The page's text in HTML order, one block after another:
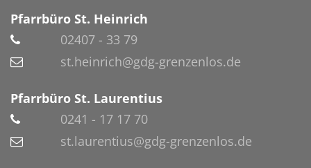
Pfarrbüro St. Heinrich
02407 - 33 79
st.heinrich@gdg-grenzenlos.de
Pfarrbüro St. Laurentius
0241 - 17 17 70
st.laurentius@gdg-grenzenlos.de